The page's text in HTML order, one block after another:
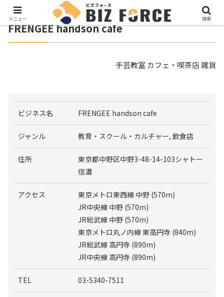
FRENGEE handson cafe
手芸教室 カフェ・喫茶店 雑貨
ビジネス名 FRENGEE handson cafe
ジャンル 教育・スクール・カルチャー, 飲食店
住所
東京都中野区中野3-48-14-103シャトー
信濃
アクセス
東京メトロ東西線 中野 (570m)
JR中央線 中野 (570m)
JR総武線 中野 (570m)
東京メトロ丸ノ内線 東高円寺 (840m)
JR総武線 高円寺 (890m)
JR中央線 高円寺 (890m)
TEL 03-5340-7511
メニュー 検索